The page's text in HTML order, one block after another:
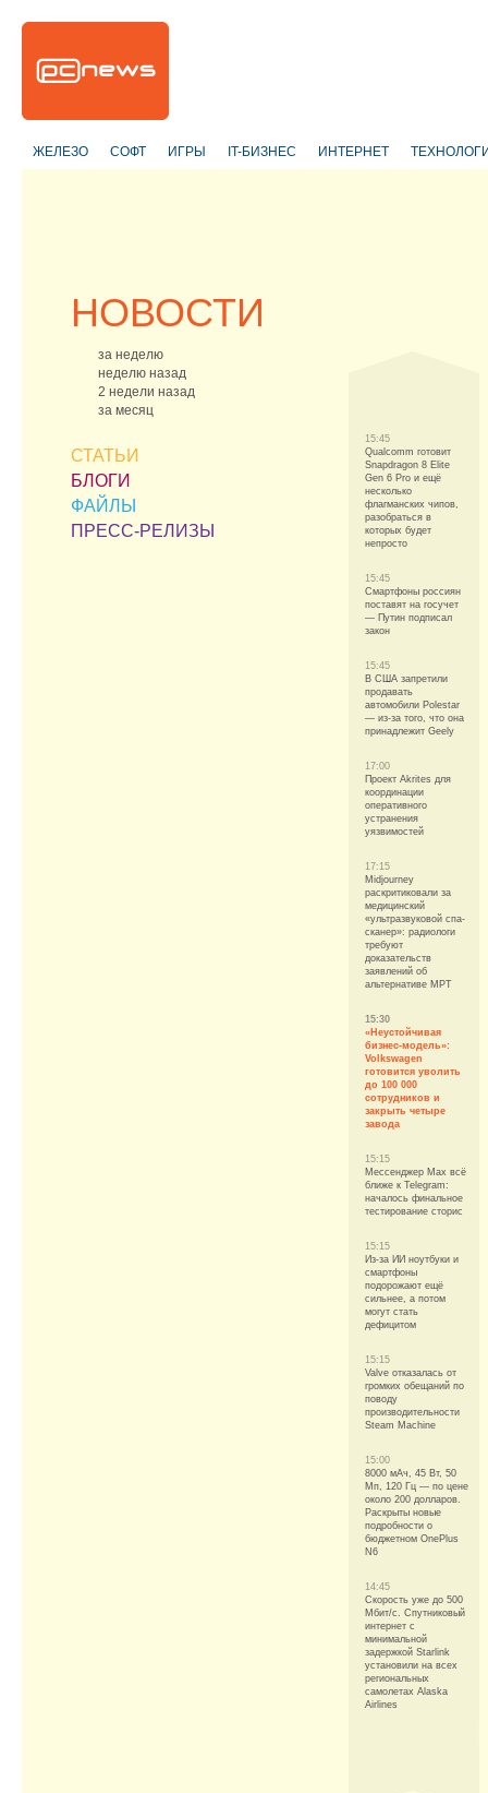
ЖЕЛЕЗО СОФТ ИГРЫ IT-БИЗНЕС ИНТЕРНЕТ
НОВОСТИ
за неделю
неделю назад
2 недели назад
за месяц
СТАТЬИ
БЛОГИ
ФАЙЛЫ
ПРЕСС-РЕЛИЗЫ
15:45
Qualcomm готовит
Snapdragon 8 Elite
Gen 6 Pro и ещё
несколько
флагманских чипов,
разобраться в
которых будет
непросто
15:45
Смартфоны россиян
поставят на госучет
— Путин подписал
закон
15:45
В США запретили
продавать
автомобили Polestar
— из-за того, что она
принадлежит Geely
17:00
Проект Akrites для
координации
оперативного
устранения
уязвимостей
17:15
Midjourney
раскритиковали за
медицинский
«ультразвуковой спа-
сканер»: радиологи
требуют
доказательств
заявлений об
альтернативе МРТ
15:30
«Неустойчивая
бизнес-модель»:
Volkswagen
готовится уволить
до 100 000
сотрудников и
закрыть четыре
завода
15:15
Мессенджер Max всё
ближе к Telegram:
началось финальное
тестирование сторис
15:15
Из-за ИИ ноутбуки и
смартфоны
подорожают ещё
сильнее, а потом
могут стать
дефицитом
15:15
Valve отказалась от
громких обещаний по
поводу
производительности
Steam Machine
15:00
8000 мАч, 45 Вт, 50
Мп, 120 Гц — по цене
около 200 долларов.
Раскрыты новые
подробности о
бюджетном OnePlus
N6
14:45
Скорость уже до 500
Мбит/с. Спутниковый
интернет с
минимальной
задержкой Starlink
установили на всех
региональных
самолетах Alaska
Airlines